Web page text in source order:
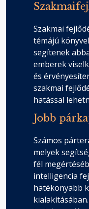
Szakmai
témájú
segítenek
emberek
és
szakmai
hatással
Jobb
Számos
melyek
fél
intelligencia
hatékonyabb